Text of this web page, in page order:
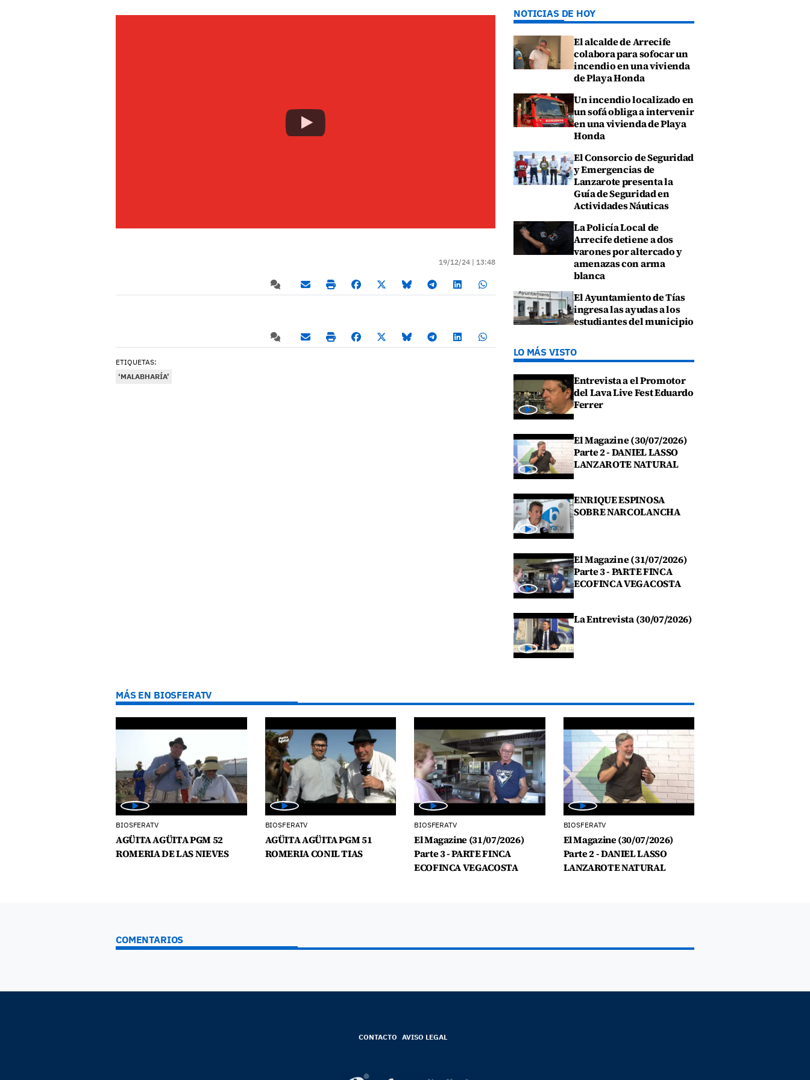
19/12/24 | 13:48
ETIQUETAS:
‘MALABHARÍA’
NOTICIAS DE HOY
El alcalde de Arrecife
colabora para sofocar un
incendio en una vivienda
de Playa Honda
Un incendio localizado en
un sofá obliga a intervenir
en una vivienda de Playa
Honda
El Consorcio de Seguridad
y Emergencias de
Lanzarote presenta la
Guía de Seguridad en
Actividades Náuticas
La Policía Local de
Arrecife detiene a dos
varones por altercado y
amenazas con arma
blanca
El Ayuntamiento de Tías
ingresa las ayudas a los
estudiantes del municipio
LO MÁS VISTO
Entrevista a el Promotor
del Lava Live Fest Eduardo
Ferrer
El Magazine (30/07/2026)
Parte 2 - DANIEL LASSO
LANZAROTE NATURAL
ENRIQUE ESPINOSA
SOBRE NARCOLANCHA
El Magazine (31/07/2026)
Parte 3 - PARTE FINCA
ECOFINCA VEGACOSTA
La Entrevista (30/07/2026)
MÁS EN BIOSFERATV
BIOSFERATV
AGÜITA AGÜITA PGM 52
ROMERIA DE LAS NIEVES
BIOSFERATV
AGÜITA AGÜITA PGM 51
ROMERIA CONIL TIAS
BIOSFERATV
El Magazine (31/07/2026)
Parte 3 - PARTE FINCA
ECOFINCA VEGACOSTA
BIOSFERATV
El Magazine (30/07/2026)
Parte 2 - DANIEL LASSO
LANZAROTE NATURAL
COMENTARIOS
CONTACTO AVISO LEGAL